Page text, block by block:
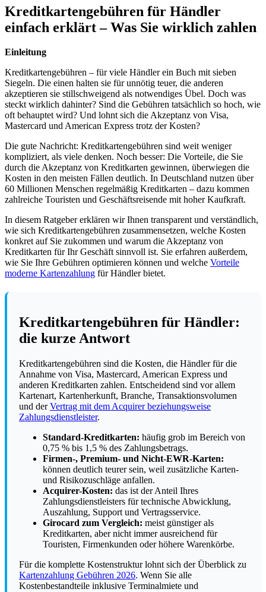
Kreditkartengebühren für Händler
einfach erklärt – Was Sie wirklich zahlen
Einleitung
Kreditkartengebühren – für viele Händler ein Buch mit sieben
Siegeln. Die einen halten sie für unnötig teuer, die anderen
akzeptieren sie stillschweigend als notwendiges Übel. Doch was
steckt wirklich dahinter? Sind die Gebühren tatsächlich so hoch, wie
oft behauptet wird? Und lohnt sich die Akzeptanz von Visa,
Mastercard und American Express trotz der Kosten?
Die gute Nachricht: Kreditkartengebühren sind weit weniger
kompliziert, als viele denken. Noch besser: Die Vorteile, die Sie
durch die Akzeptanz von Kreditkarten gewinnen, überwiegen die
Kosten in den meisten Fällen deutlich. In Deutschland nutzen über
60 Millionen Menschen regelmäßig Kreditkarten – dazu kommen
zahlreiche Touristen und Geschäftsreisende mit hoher Kaufkraft.
In diesem Ratgeber erklären wir Ihnen transparent und verständlich,
wie sich Kreditkartengebühren zusammensetzen, welche Kosten
konkret auf Sie zukommen und warum die Akzeptanz von
Kreditkarten für Ihr Geschäft sinnvoll ist. Sie erfahren außerdem,
wie Sie Ihre Gebühren optimieren können und welche Vorteile
moderne Kartenzahlung für Händler bietet.
Kreditkartengebühren für Händler:
die kurze Antwort
Kreditkartengebühren sind die Kosten, die Händler für die
Annahme von Visa, Mastercard, American Express und
anderen Kreditkarten zahlen. Entscheidend sind vor allem
Kartenart, Kartenherkunft, Branche, Transaktionsvolumen
und derVertrag mit dem Acquirer beziehungsweise
Zahlungsdienstleister.
Standard-Kreditkarten: häufig grob im Bereich von
0,75 % bis 1,5 % des Zahlungsbetrags.
Firmen-, Premium- und Nicht-EWR-Karten:
können deutlich teurer sein, weil zusätzliche Karten-
und Risikozuschläge anfallen.
Acquirer-Kosten: das ist der Anteil Ihres
Zahlungsdienstleisters für technische Abwicklung,
Auszahlung, Support und Vertragsservice.
Girocard zum Vergleich: meist günstiger als
Kreditkarten, aber nicht immer ausreichend für
Touristen, Firmenkunden oder höhere Warenkörbe.
Für die komplette Kostenstruktur lohnt sich der Überblick zu
Kartenzahlung Gebühren 2026. Wenn Sie alle
Kostenbestandteile inklusive Terminalmiete und